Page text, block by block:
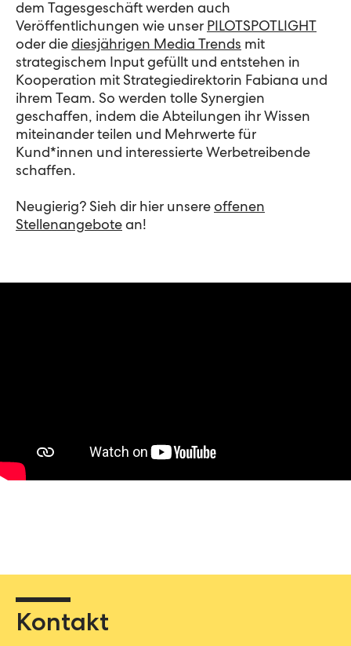
dem Tagesgeschäft werden auch
Veröffentlichungen wie unser PILOTSPOTLIGHT
oder die diesjährigen Media Trends mit
strategischem Input gefüllt und entstehen in
Kooperation mit Strategiedirektorin Fabiana und
ihrem Team. So werden tolle Synergien
geschaffen, indem die Abteilungen ihr Wissen
miteinander teilen und Mehrwerte für
Kund*innen und interessierte Werbetreibende
schaffen.
Neugierig? Sieh dir hier unsere offenen
Stellenangebote an!
Kontakt